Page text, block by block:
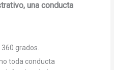
una conducta
grados.
toda conducta